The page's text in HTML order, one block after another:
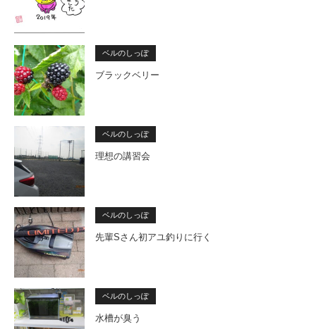
ベルのしっぽ
ブラックベリー
ベルのしっぽ
理想の講習会
ベルのしっぽ
先輩Sさん初アユ釣りに行く
ベルのしっぽ
水槽が臭う